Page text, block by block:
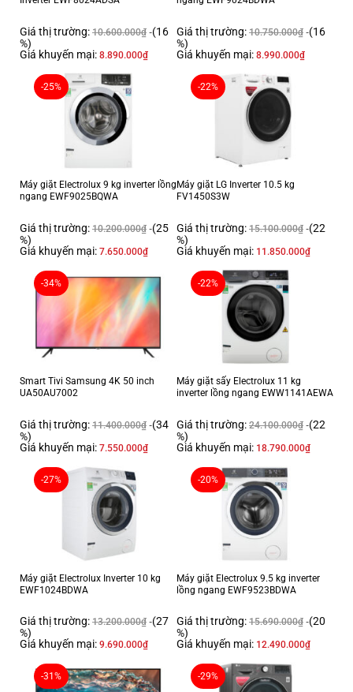
Lòng nồi dạng niêu dày 2mm
Lòng nồi nhiều lớp dày 2.0 mm hấp thụ nhiệt tốt, giữ nhiệt lâu cho cơm
chín đều căng bóng. Lớp phủ chống dính cao cấp hạn chế bong tróc,
chùi rửa dễ dàng, an toàn cho sức khỏe người dùng.
Công nghệ tiên tiến - cơm chín đều
Công nghệ gia nhiệt cảm ứng từ xuyên qua ruột nồi cho sức nóng phân
bổ đều khắp nồi giúp gạo chín tận lõi cho hương vị thơm ngon, chín kĩ.
Đa chức năng – điều chỉnh nhiệt
Nồi cơm điện cao tần là sự kết hợp hoàn hảo của nồi áp suất điện và nồi
Giá thị trường: 10.600.000₫ (16
%)
Giá khuyến mại: 8.890.000₫
Giá thị trường: 10.750.000₫ (16
%)
Giá khuyến mại: 8.990.000₫
-25%
Máy giặt Electrolux 9 kg inverter lồng
ngang EWF9025BQWA
Giá thị trường: 10.200.000₫ (25
%)
Giá khuyến mại: 7.650.000₫
-22%
Máy giặt LG Inverter 10.5 kg
FV1450S3W
Giá thị trường: 15.100.000₫ (22
%)
Giá khuyến mại: 11.850.000₫
-34%
Smart Tivi Samsung 4K 50 inch
UA50AU7002
Giá thị trường: 11.400.000₫ (34
%)
Giá khuyến mại: 7.550.000₫
-22%
Máy giặt sấy Electrolux 11 kg
inverter lồng ngang EWW1141AEWA
Giá thị trường: 24.100.000₫ (22
%)
Giá khuyến mại: 18.790.000₫
-27%
Máy giặt Electrolux Inverter 10 kg
EWF1024BDWA
Giá thị trường: 13.200.000₫ (27
%)
Giá khuyến mại: 9.690.000₫
-20%
Máy giặt Electrolux 9.5 kg inverter
lồng ngang EWF9523BDWA
Giá thị trường: 15.690.000₫ (20
%)
Giá khuyến mại: 12.490.000₫
-31% -29%